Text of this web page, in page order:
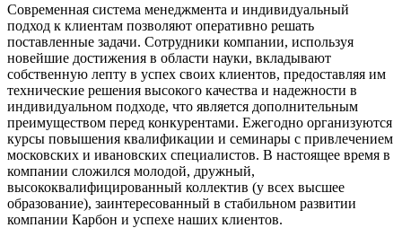
Современная система менеджмента и индивидуальный
подход к клиентам позволяют оперативно решать
поставленные задачи. Сотрудники компании, используя
новейшие достижения в области науки, вкладывают
собственную лепту в успех своих клиентов, предоставляя им
технические решения высокого качества и надежности в
индивидуальном подходе, что является дополнительным
преимуществом перед конкурентами. Ежегодно организуются
курсы повышения квалификации и семинары с привлечением
московских и ивановских специалистов. В настоящее время в
компании сложился молодой, дружный,
высококвалифицированный коллектив (у всех высшее
образование), заинтересованный в стабильном развитии
компании Карбон и успехе наших клиентов.